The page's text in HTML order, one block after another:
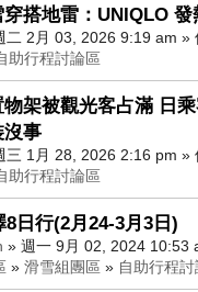
搭地雷：UNIQLO
二 2月 03, 2026 9:19 am »
助行程討論區
物架被觀光客占滿 日
沒事
三 1月 28, 2026 2:16 pm »
助行程討論區
8日行(2月24-3月3日)
» 週一 9月 02, 2024 10:53
» 滑雪組團區 » 自助行程討